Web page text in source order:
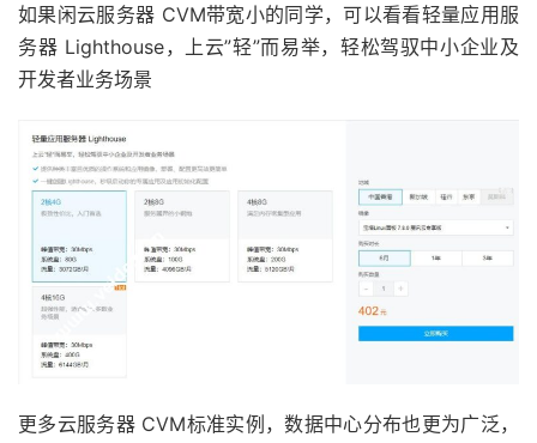
如果闲云服务器 CVM带宽小的同学，可以看看轻量应用服
务器 Lighthouse，上云”轻”而易举，轻松驾驭中小企业及
开发者业务场景
更多云服务器 CVM标准实例，数据中心分布也更为广泛，